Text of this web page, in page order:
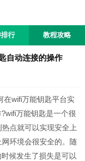
行 教程攻略
自动连接的操作
在wifi万能钥匙平台实
万能钥匙是一个很
点就可以实现安全上
环境会很安全的。随
候发生了损失是可以